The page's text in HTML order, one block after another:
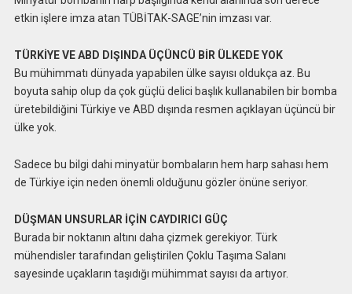
etkin işlere imza atan TÜBİTAK-SAGE’nin imzası var.
TÜRKİYE VE ABD DIŞINDA ÜÇÜNCÜ BİR ÜLKEDE YOK
Bu mühimmatı dünyada yapabilen ülke sayısı oldukça az. Bu
boyuta sahip olup da çok güçlü delici başlık kullanabilen bir bomba
üretebildiğini Türkiye ve ABD dışında resmen açıklayan üçüncü bir
ülke yok.
Sadece bu bilgi dahi minyatür bombaların hem harp sahası hem
de Türkiye için neden önemli olduğunu gözler önüne seriyor.
DÜŞMAN UNSURLAR İÇİN CAYDIRICI GÜÇ
Burada bir noktanın altını daha çizmek gerekiyor. Türk
mühendisler tarafından geliştirilen Çoklu Taşıma Salanı
sayesinde uçakların taşıdığı mühimmat sayısı da artıyor.